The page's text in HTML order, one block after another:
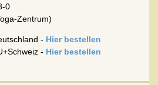
0
Zentrum)
- Hier bestellen
- Hier bestellen